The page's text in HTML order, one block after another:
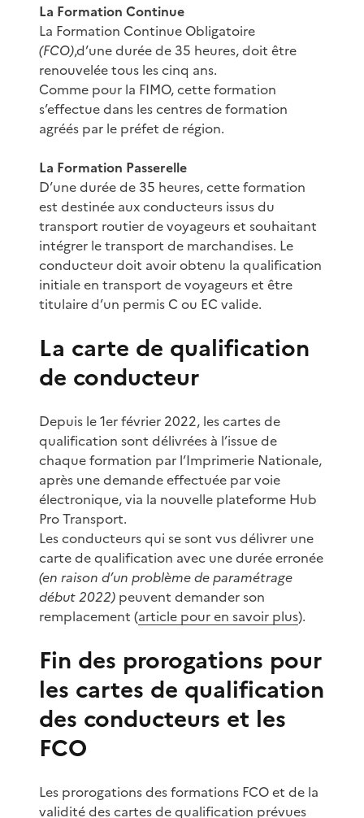
La Formation Continue
La Formation Continue Obligatoire
(FCO),d’une durée de 35 heures, doit être
renouvelée tous les cinq ans.
Comme pour la FIMO, cette formation
s’effectue dans les centres de formation
agréés par le préfet de région.
La Formation Passerelle
D’une durée de 35 heures, cette formation
est destinée aux conducteurs issus du
transport routier de voyageurs et souhaitant
intégrer le transport de marchandises. Le
conducteur doit avoir obtenu la qualification
initiale en transport de voyageurs et être
titulaire d’un permis C ou EC valide.
La carte de qualification
de conducteur
Depuis le 1er février 2022, les cartes de
qualification sont délivrées à l’issue de
chaque formation par l’Imprimerie Nationale,
après une demande effectuée par voie
électronique, via la nouvelle plateforme Hub
Pro Transport.
Les conducteurs qui se sont vus délivrer une
carte de qualification avec une durée erronée
(en raison d’un problème de paramétrage
début 2022) peuvent demander son
remplacement (article pour en savoir plus).
Fin des prorogations pour
les cartes de qualification
des conducteurs et les
FCO
Les prorogations des formations FCO et de la
validité des cartes de qualification prévues